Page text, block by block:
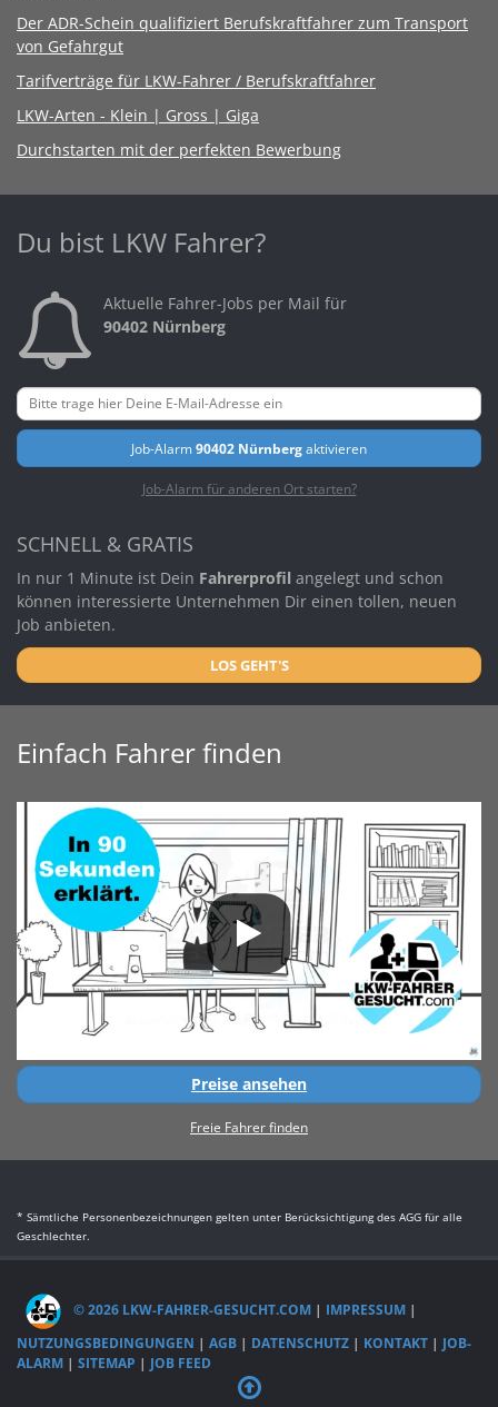
Der ADR-Schein qualifiziert Berufskraftfahrer zum Transport
von Gefahrgut
Tarifverträge für LKW-Fahrer / Berufskraftfahrer
LKW-Arten - Klein | Gross | Giga
Durchstarten mit der perfekten Bewerbung
Du bist LKW Fahrer?
Aktuelle Fahrer-Jobs per Mail für
90402 Nürnberg
Job-Alarm90402 Nürnbergaktivieren
Job-Alarm für anderen Ort starten?
SCHNELL & GRATIS
In nur 1 Minute ist Dein Fahrerprofil angelegt und schon
können interessierte Unternehmen Dir einen tollen, neuen
Job anbieten.
LOS GEHT'S
Einfach Fahrer finden
Preise ansehen
Freie Fahrer finden
* Sämtliche Personenbezeichnungen gelten unter Berücksichtigung des AGG für alle
Geschlechter.
© 2026 LKW-FAHRER-GESUCHT.COM | IMPRESSUM |
NUTZUNGSBEDINGUNGEN | AGB | DATENSCHUTZ | KONTAKT | JOB-
ALARM | SITEMAP | JOB FEED